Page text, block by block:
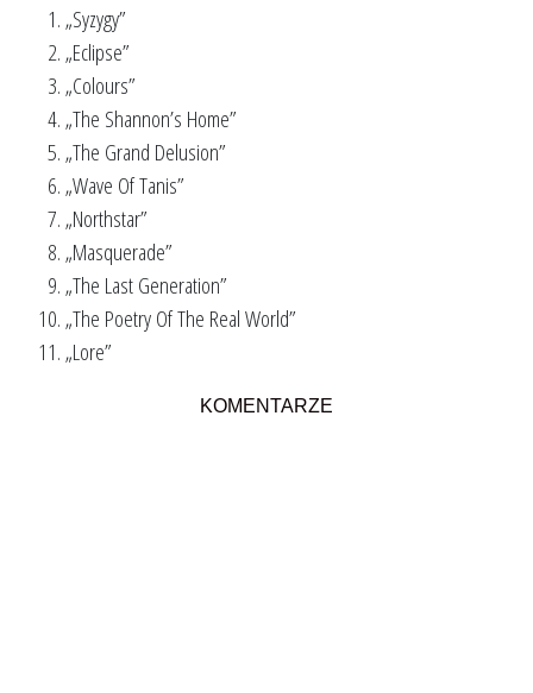
„Syzygy”
„Eclipse”
„Colours”
„The Shannon’s Home”
„The Grand Delusion”
„Wave Of Tanis”
„Northstar”
„Masquerade”
„The Last Generation”
„The Poetry Of The Real World”
„Lore”
KOMENTARZE